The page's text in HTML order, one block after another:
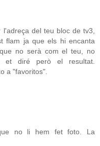
l'adreça del teu bloc de tv3,
flam ja que els hi encanta
no serà com el teu, no
et diré però el resultat.
a "favoritos".
no li hem fet foto. La